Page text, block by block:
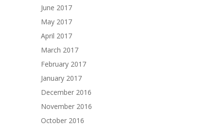
June 2017
May 2017
April 2017
March 2017
February 2017
January 2017
December 2016
November 2016
October 2016